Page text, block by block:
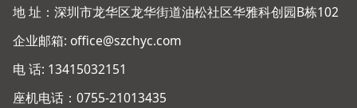
地 址：深圳市龙华区龙华街道油松社区华雅科创园B栋102
企业邮箱: office@szchyc.com
电 话: 13415032151
座机电话：0755-21013435